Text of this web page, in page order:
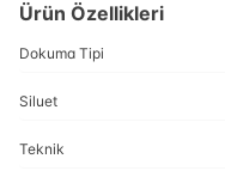
Ürün Özellikleri
Dokuma Tipi
Siluet
Teknik